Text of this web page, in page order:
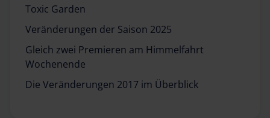
Toxic Garden
Veränderungen der Saison 2025
Gleich zwei Premieren am Himmelfahrt
Wochenende
Die Veränderungen 2017 im Überblick